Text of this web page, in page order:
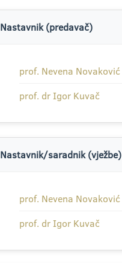
Nastavnik (predavač)
prof. Nevena Novaković
prof. dr Igor Kuvač
Nastavnik/saradnik (vježbe)
prof. Nevena Novaković
prof. dr Igor Kuvač